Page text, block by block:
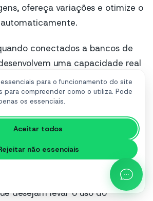
para o funcionamento do site
para compreender como o utiliza. Pode
os essenciais.
Aceitar todos
não essenciais
ofereça variações e otimize o
conectados a bancos de
uma capacidade real
uma forma específica da
com o mercado, aprendendo
É aqui que a integração entre
e vantagem competitiva se
a personalização e a
se tornam difíceis de
desejam levar o uso do